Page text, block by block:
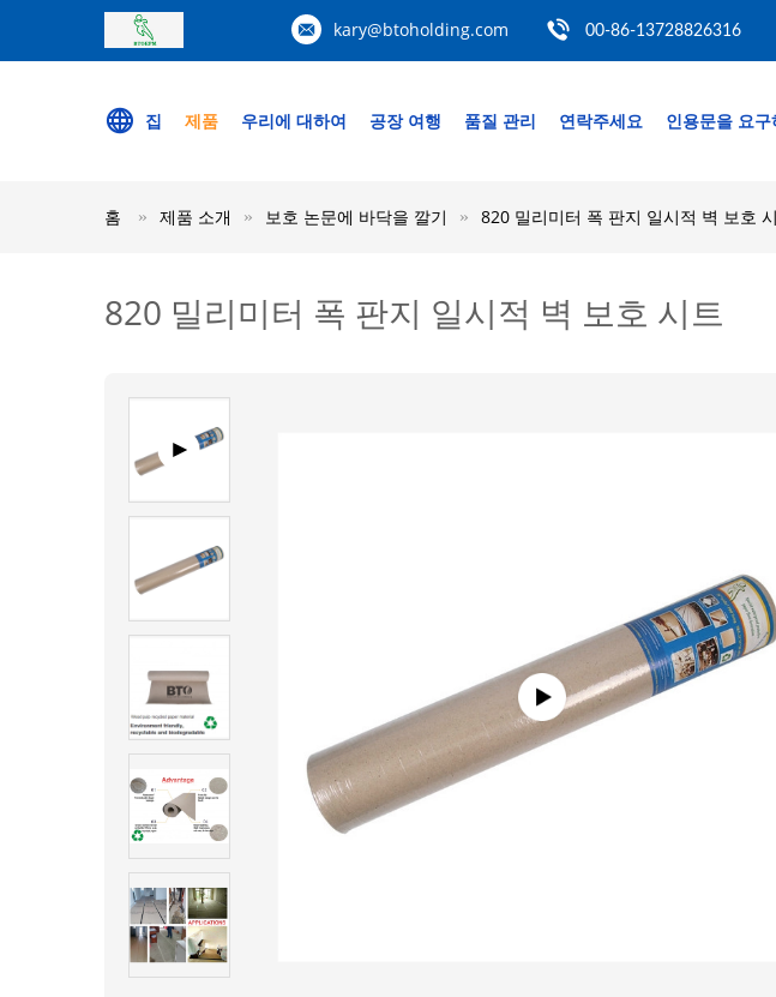
kary@btoholding.com 00-86-13728826316
집 제품 우리에 대하여 공장 여행 품질 관리 연락주세요 인용문을 요
홈 제품 소개 보호 논문에 바닥을 깔기 820 밀리미터 폭 판지 일시적 벽 보호
820 밀리미터 폭 판지 일시적 벽 보호 시트